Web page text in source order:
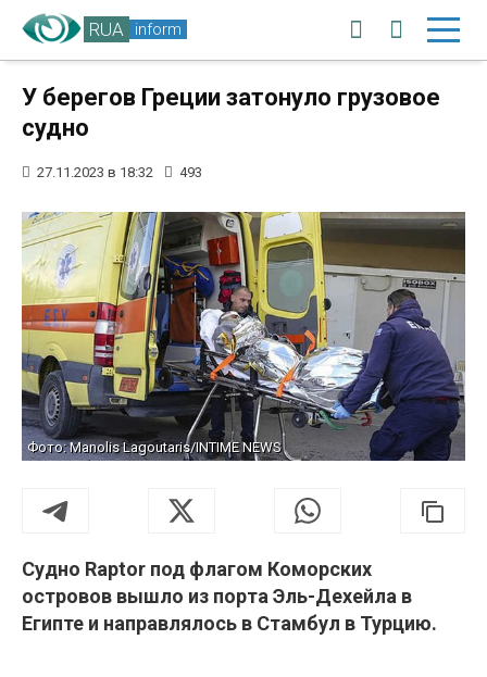
RUA inform
У берегов Греции затонуло грузовое
судно
27.11.2023 в 18:32 493
Фото: Manolis Lagoutaris/INTIME NEWS
Судно Raptor под флагом Коморских
островов вышло из порта Эль-Дехейла в
Египте и направлялось в Стамбул в Турцию.